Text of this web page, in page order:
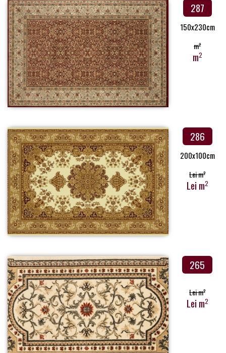
287
150x230cm
m2
m2
286
200x100cm
Lei m2
Lei m2
265
Lei m2
Lei m2